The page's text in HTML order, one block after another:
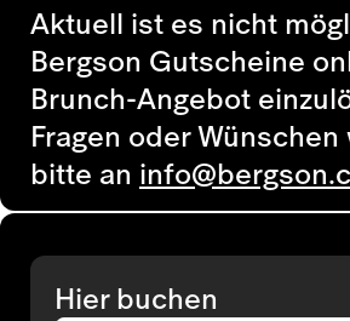
Aktuell ist es nicht
Bergson Gutscheine
Brunch-Angebot
Fragen oder Wünschen
bitte an
Hier buchen